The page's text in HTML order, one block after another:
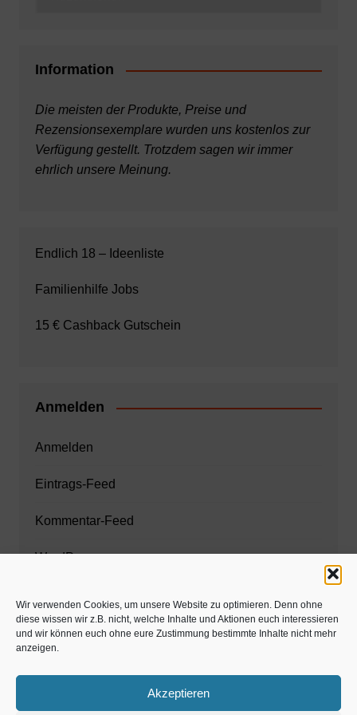
Wir verwenden Cookies, um unsere Website zu optimieren. Denn ohne
diese wissen wir z.B. nicht, welche Inhalte und Aktionen euch interessieren
und wir können euch ohne eure Zustimmung bestimmte Inhalte nicht mehr
anzeigen.
Akzeptieren
Information
Die meisten der Produkte, Preise und
Rezensionsexemplare wurden uns kostenlos zur
Verfügung gestellt. Trotzdem sagen wir immer
ehrlich unsere Meinung.
Endlich 18 – Ideenliste
Familienhilfe Jobs
15 € Cashback Gutschein
Anmelden
Anmelden
Eintrags-Feed
Kommentar-Feed
WordPress.org
Zahnarzt München
www.estaregistrierung.org – ESTA